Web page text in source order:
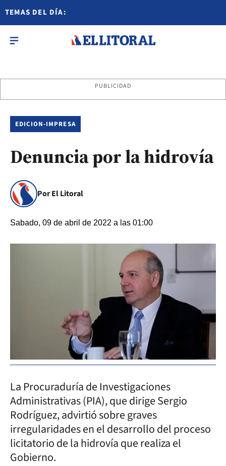
TEMAS DEL DÍA:
PUBLICIDAD
EDICION-IMPRESA
Denuncia por la hidrovía
Por El Litoral
Sabado, 09 de abril de 2022 a las 01:00
La Procuraduría de Investigaciones
Administrativas (PIA), que dirige Sergio
Rodríguez, advirtió sobre graves
irregularidades en el desarrollo del proceso
licitatorio de la hidrovía que realiza el
Gobierno.